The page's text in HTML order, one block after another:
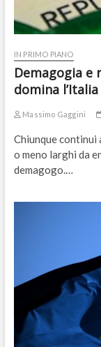
IN PRIMO PIANO
Demagogia e
domina l’Italia
Massimo Gaggini
Chiunque continui
o meno larghi da
demagogo.…